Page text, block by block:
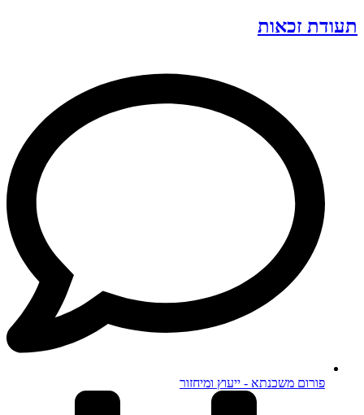
תעודת זכאות
פורום משכנתא - ייעוץ ומיחזור